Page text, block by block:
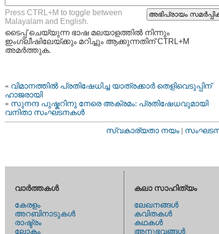
Press CTRL+M to toggle between
Malayalam and English.
ടൈപ്പ്‌ ചെയ്യുന്ന ഭാഷ മലയാളത്തില്‍ നിന്നും
ഇംഗ്ലീഷിലേയ്ക്കും മറിച്ചും ആക്കുന്നതിന് CTRL+M
അമര്‍ത്തുക.
« വിമാനത്തില്‍ പ്രതിഷേധിച്ച യാത്രക്കാര്‍ തെളിവെടുപ്പിന്
ഹാജരായി
« സുനന്ദ പുഷ്കറിനു നേരെ അക്രമം: പ്രതിഷേധവുമായി
വനിതാ സംഘടനകള്‍
സ്വകാര്യതാ നയം |
വാര്‍ത്തകള്‍
കേരളം
അറബിനാടുകള്‍
രാഷ്ട്രം
ലോകം
കലാ സാഹിത്യം
ലേഖനങ്ങള്‍
കവിതകള്‍
കഥകള്‍
അനുഭവങ്ങള്‍